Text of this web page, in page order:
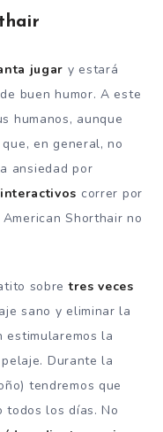
jugar y estará
buen humor. A este
humanos, aunque
en general, no
ansiedad por
correr por
Shorthair no
sobretres veces
sano y eliminar la
estimularemos la
Durante la
tendremos que
los días. No